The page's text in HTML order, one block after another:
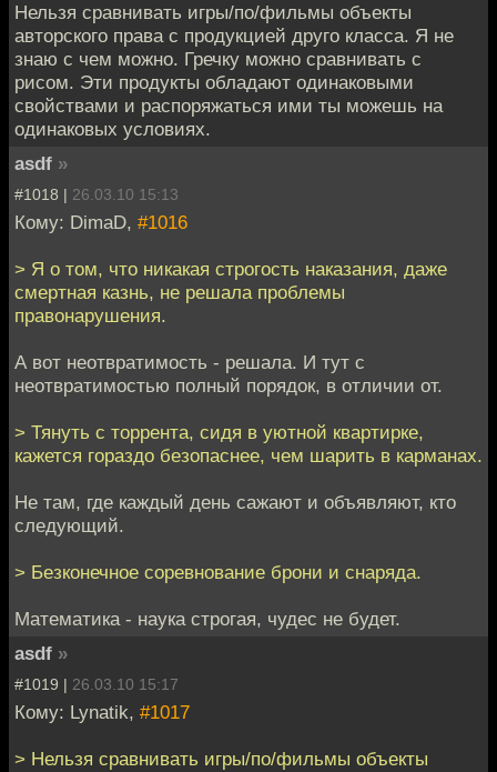
Нельзя сравнивать игры/по/фильмы объекты
авторского права с продукцией друго класса. Я не
знаю с чем можно. Гречку можно сравнивать с
рисом. Эти продукты обладают одинаковыми
свойствами и распоряжаться ими ты можешь на
одинаковых условиях.
asdf »
#1018 | 26.03.10 15:13
Кому: DimaD, #1016
> Я о том, что никакая строгость наказания, даже
смертная казнь, не решала проблемы
правонарушения.
А вот неотвратимость - решала. И тут с
неотвратимостью полный порядок, в отличии от.
> Тянуть с торрента, сидя в уютной квартирке,
кажется гораздо безопаснее, чем шарить в карманах.
Не там, где каждый день сажают и объявляют, кто
следующий.
> Безконечное соревнование брони и снаряда.
Математика - наука строгая, чудес не будет.
asdf »
#1019 | 26.03.10 15:17
Кому: Lynatik, #1017
> Нельзя сравнивать игры/по/фильмы объекты